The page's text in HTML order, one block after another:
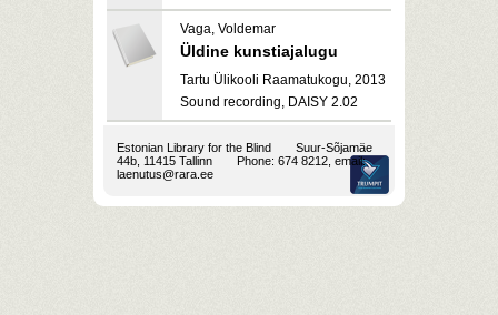
Vaga, Voldemar
Üldine kunstiajalugu
Tartu Ülikooli Raamatukogu, 2013
Sound recording, DAISY 2.02
Estonian Library for the Blind
Suur-Sõjamäe
44b, 11415 Tallinn
Phone: 674 8212, email:
laenutus@rara.ee